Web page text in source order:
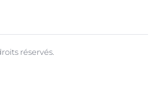
réservés.